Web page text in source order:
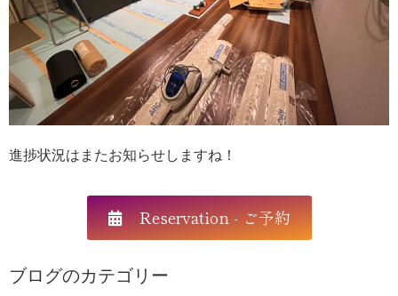
進捗状況はまたお知らせしますね！
Reservation - ご予約
ブログのカテゴリー